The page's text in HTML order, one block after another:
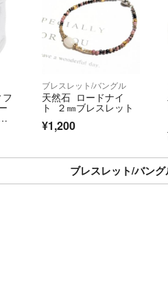
ブレスレット/バングル
天然石 ロードナイ
ト ２㎜ブレスレット
¥1,200
ブレスレット/バン